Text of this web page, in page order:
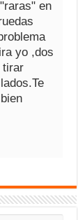
en
yo ,dos
tirar